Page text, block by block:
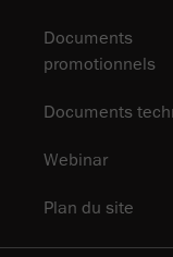
Documents
promotionnels
Documents
Webinar
Plan du site